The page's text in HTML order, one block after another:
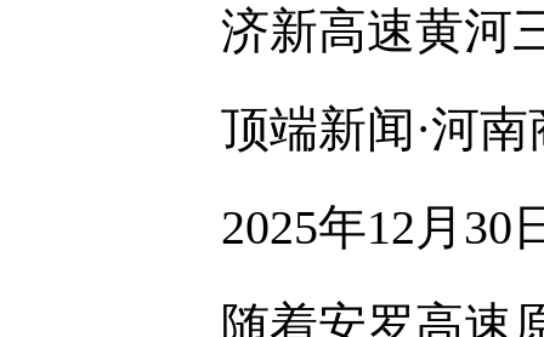
济新高速黄河
顶端新闻·河南
2025年12月30
随着安罗高速原